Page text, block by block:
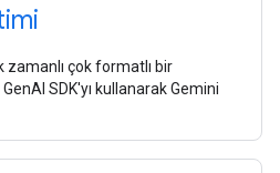
zamanlı çok formatlı bir
SDK'yı kullanarak Gemini